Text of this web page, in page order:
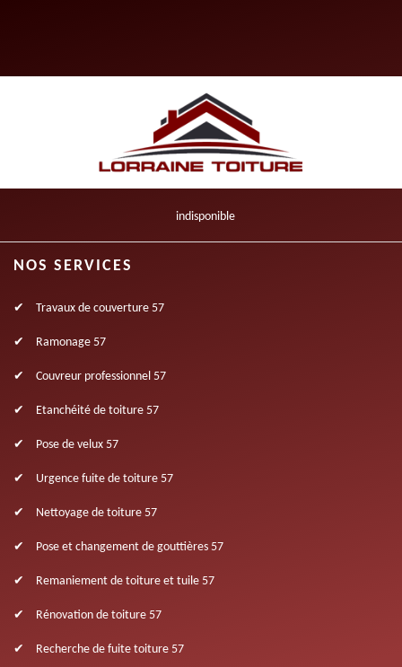
indisponible
NOS SERVICES
Travaux de couverture 57
Ramonage 57
Couvreur professionnel 57
Etanchéité de toiture 57
Pose de velux 57
Urgence fuite de toiture 57
Nettoyage de toiture 57
Pose et changement de gouttières 57
Remaniement de toiture et tuile 57
Rénovation de toiture 57
Recherche de fuite toiture 57